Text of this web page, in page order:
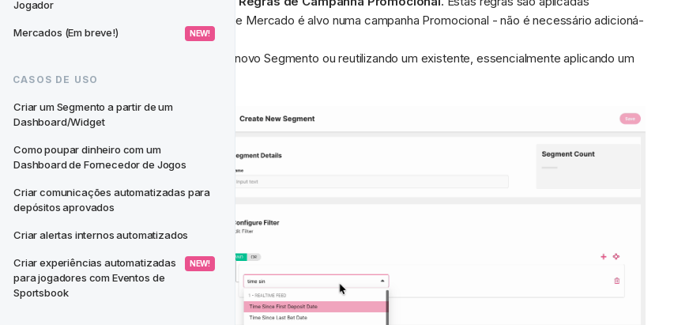
Jogador
Mercados (Em breve!) NEW!
CASOS DE USO
Criar um Segmento a partir de um
Dashboard/Widget
Como poupar dinheiro com um
Dashboard de Fornecedor de Jogos
Criar comunicações automatizadas para
depósitos aprovados
Criar alertas internos automatizados
Criar experiências automatizadas
para jogadores com Eventos de
Sportsbook
NEW!
automaticamente sempre que esse Mercado é alvo numa campanha Promocional - não é necessário adicioná-
las manualmente todas as vezes.
filtro extra ao seu Mercado.